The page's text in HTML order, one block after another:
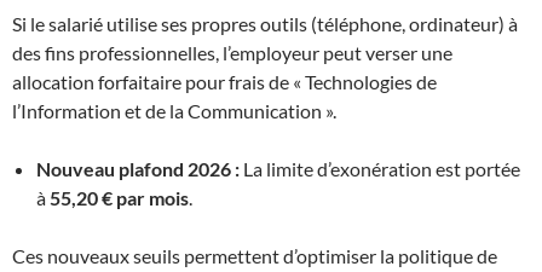
Si le salarié utilise ses propres outils (téléphone, ordinateur) à
des fins professionnelles, l’employeur peut verser une
allocation forfaitaire pour frais de « Technologies de
l’Information et de la Communication ».
Nouveau plafond 2026 : La limite d’exonération est portée
à55,20 € par mois.
Ces nouveaux seuils permettent d’optimiser la politique de